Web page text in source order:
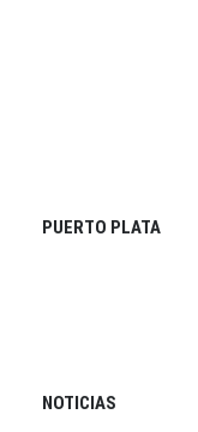
PUERTO PLATA
NOTICIAS